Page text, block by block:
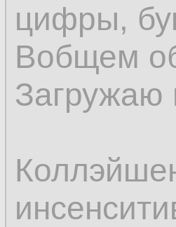
цифры,
Вобщем
Загружаю